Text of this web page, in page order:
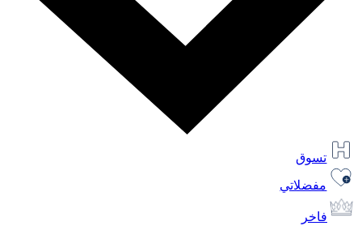
تسوق
مفضلاتي
فاخر